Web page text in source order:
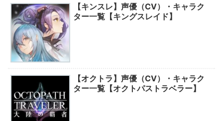
【キンスレ】声優（CV）・キャラク
ター一覧【キングスレイド】
【オクトラ】声優（CV）・キャラク
ター一覧【オクトパストラベラー】